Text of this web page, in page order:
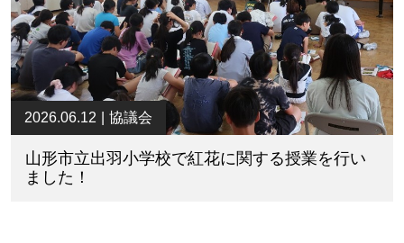
2026.06.12 協議会
山形市立出羽小学校で紅花に関する授業を行い
ました！